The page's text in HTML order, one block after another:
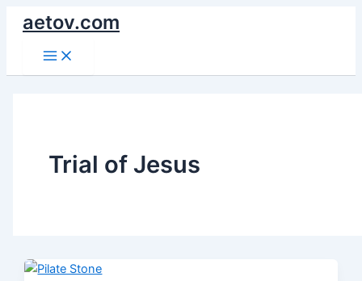
로
aetov.com
Main
Menu
Trial of Jesus